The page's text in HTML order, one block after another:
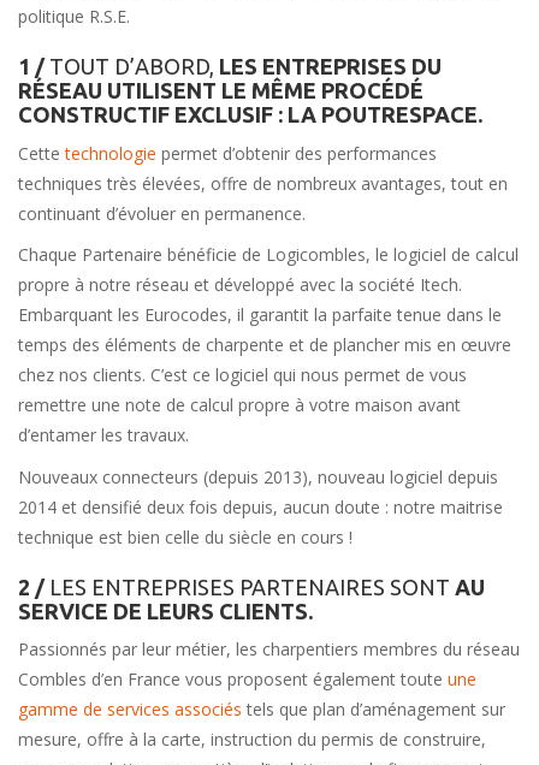
politique R.S.E.
1 /TOUT D’ABORD, LES ENTREPRISES DU
RÉSEAU UTILISENT LE MÊME PROCÉDÉ
CONSTRUCTIF EXCLUSIF : LA POUTRESPACE.
Cettetechnologie permet d’obtenir des performances
techniques très élevées, offre de nombreux avantages, tout en
continuant d’évoluer en permanence.
Chaque Partenaire bénéficie de Logicombles, le logiciel de calcul
propre à notre réseau et développé avec la société Itech.
Embarquant les Eurocodes, il garantit la parfaite tenue dans le
temps des éléments de charpente et de plancher mis en œuvre
chez nos clients. C’est ce logiciel qui nous permet de vous
remettre une note de calcul propre à votre maison avant
d’entamer les travaux.
Nouveaux connecteurs (depuis 2013), nouveau logiciel depuis
2014 et densifié deux fois depuis, aucun doute : notre maitrise
technique est bien celle du siècle en cours !
2 /LES ENTREPRISES PARTENAIRES SONT AU
SERVICE DE LEURS CLIENTS.
Passionnés par leur métier, les charpentiers membres du réseau
Combles d’en France vous proposent également toute une
gamme de services associés tels que plan d’aménagement sur
mesure, offre à la carte, instruction du permis de construire,